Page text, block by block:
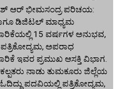
ಆರ್‌ ಭೀಮಸಂದ್ರ ಪರಿಚಯ:
ಡಿಜಿಟಲ್ ಮಾಧ್ಯಮ
15 ವರ್ಷಗಳ ಅನುಭವ,
ಅಪರಾಧ
ಇವರ ಪ್ರಮುಖ ಆಸಕ್ತಿ ವಿಭಾಗ.
ನಾಡು ತುಮಕೂರು ಜಿಲ್ಲೆಯ
ಪದವಿಯಲ್ಲಿ ಪತ್ರಿಕೋದ್ಯಮ,